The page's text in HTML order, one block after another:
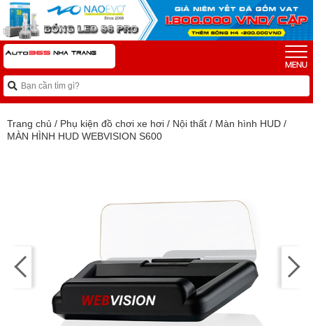
Trang chủ / Phụ kiện đồ chơi xe hơi / Nội thất / Màn hình HUD /
MÀN HÌNH HUD WEBVISION S600